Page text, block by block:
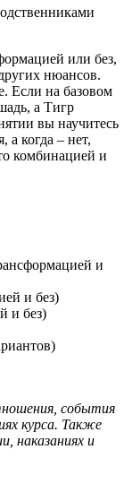
или без,
нюансов.
Если на базовом
а Тигр
вы научитесь
а когда – нет,
комбинацией и
и
и без)
и без)
события
курса. Также
наказаниях и